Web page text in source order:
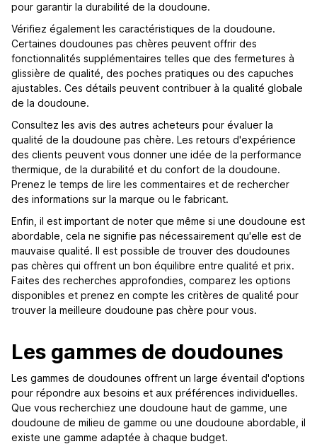
pour garantir la durabilité de la doudoune.
Vérifiez également les caractéristiques de la doudoune.
Certaines doudounes pas chères peuvent offrir des
fonctionnalités supplémentaires telles que des fermetures à
glissière de qualité, des poches pratiques ou des capuches
ajustables. Ces détails peuvent contribuer à la qualité globale
de la doudoune.
Consultez les avis des autres acheteurs pour évaluer la
qualité de la doudoune pas chère. Les retours d'expérience
des clients peuvent vous donner une idée de la performance
thermique, de la durabilité et du confort de la doudoune.
Prenez le temps de lire les commentaires et de rechercher
des informations sur la marque ou le fabricant.
Enfin, il est important de noter que même si une doudoune est
abordable, cela ne signifie pas nécessairement qu'elle est de
mauvaise qualité. Il est possible de trouver des doudounes
pas chères qui offrent un bon équilibre entre qualité et prix.
Faites des recherches approfondies, comparez les options
disponibles et prenez en compte les critères de qualité pour
trouver la meilleure doudoune pas chère pour vous.
Les gammes de doudounes
Les gammes de doudounes offrent un large éventail d'options
pour répondre aux besoins et aux préférences individuelles.
Que vous recherchiez une doudoune haut de gamme, une
doudoune de milieu de gamme ou une doudoune abordable, il
existe une gamme adaptée à chaque budget.